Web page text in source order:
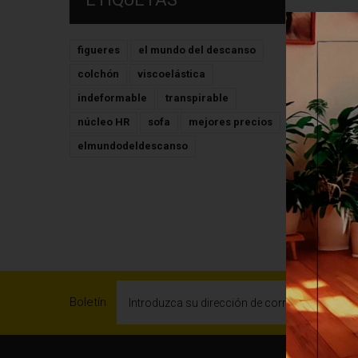
figueres
el mundo del descanso
colchón
viscoelástica
indeformable
transpirable
núcleo HR
sofa
mejores precios
elmundodeldescanso
Boletín